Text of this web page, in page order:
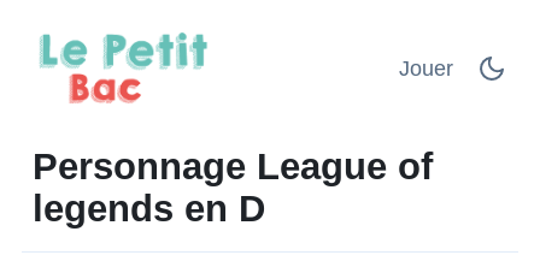
Jouer
Personnage League of
legends en D